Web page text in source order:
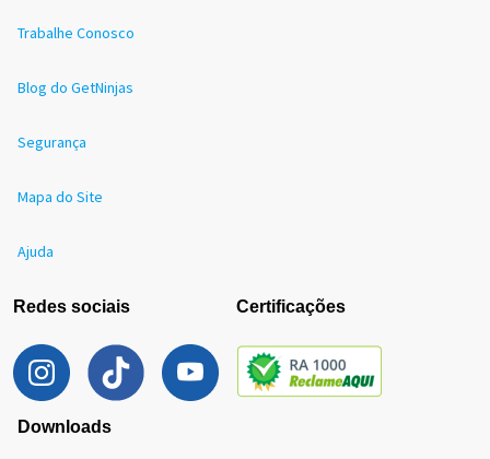
Trabalhe Conosco
Blog do GetNinjas
Segurança
Mapa do Site
Ajuda
Redes sociais Certificações
Downloads